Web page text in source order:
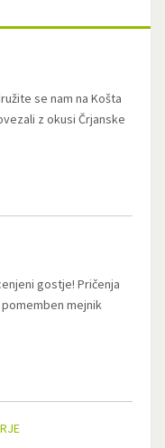
se nam na Košta
z okusi Črjanske
gostje! Pričenja
mejnik